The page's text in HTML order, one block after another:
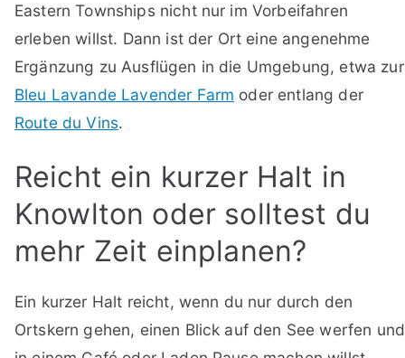
Eastern Townships nicht nur im Vorbeifahren
erleben willst. Dann ist der Ort eine angenehme
Ergänzung zu Ausflügen in die Umgebung, etwa zur
Bleu Lavande Lavender Farm oder entlang der
Route du Vins.
Reicht ein kurzer Halt in
Knowlton oder solltest du
mehr Zeit einplanen?
Ein kurzer Halt reicht, wenn du nur durch den
Ortskern gehen, einen Blick auf den See werfen und